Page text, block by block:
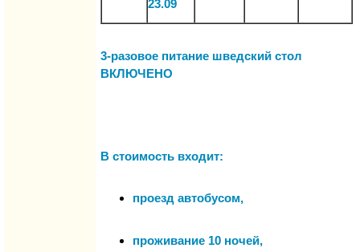
23.09
3-разовое питание шведский стол
ВКЛЮЧЕНО
В стоимость входит:
проезд автобусом,
проживание 10 ночей,